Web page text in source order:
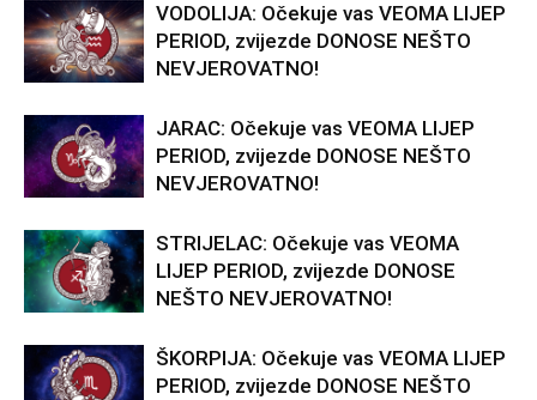
VODOLIJA: Očekuje vas VEOMA LIJEP
PERIOD, zvijezde DONOSE NEŠTO
NEVJEROVATNO!
JARAC: Očekuje vas VEOMA LIJEP
PERIOD, zvijezde DONOSE NEŠTO
NEVJEROVATNO!
STRIJELAC: Očekuje vas VEOMA
LIJEP PERIOD, zvijezde DONOSE
NEŠTO NEVJEROVATNO!
ŠKORPIJA: Očekuje vas VEOMA LIJEP
PERIOD, zvijezde DONOSE NEŠTO